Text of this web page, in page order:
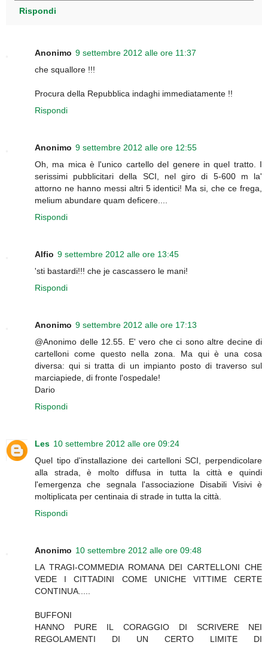
Rispondi
Anonimo 9 settembre 2012 alle ore 11:37
che squallore !!!
Procura della Repubblica indaghi immediatamente !!
Rispondi
Anonimo 9 settembre 2012 alle ore 12:55
Oh, ma mica è l'unico cartello del genere in quel tratto. I
serissimi pubblicitari della SCI, nel giro di 5-600 m la'
attorno ne hanno messi altri 5 identici! Ma si, che ce frega,
melium abundare quam deficere....
Rispondi
Alfio 9 settembre 2012 alle ore 13:45
'sti bastardi!!! che je cascassero le mani!
Rispondi
Anonimo 9 settembre 2012 alle ore 17:13
@Anonimo delle 12.55. E' vero che ci sono altre decine di
cartelloni come questo nella zona. Ma qui è una cosa
diversa: qui si tratta di un impianto posto di traverso sul
marciapiede, di fronte l'ospedale!
Dario
Rispondi
Les 10 settembre 2012 alle ore 09:24
Quel tipo d'installazione dei cartelloni SCI, perpendicolare
alla strada, è molto diffusa in tutta la città e quindi
l'emergenza che segnala l'associazione Disabili Visivi è
moltiplicata per centinaia di strade in tutta la città.
Rispondi
Anonimo 10 settembre 2012 alle ore 09:48
LA TRAGI-COMMEDIA ROMANA DEI CARTELLONI CHE
VEDE I CITTADINI COME UNICHE VITTIME CERTE
CONTINUA.....
BUFFONI
HANNO PURE IL CORAGGIO DI SCRIVERE NEI
REGOLAMENTI DI UN CERTO LIMITE DI